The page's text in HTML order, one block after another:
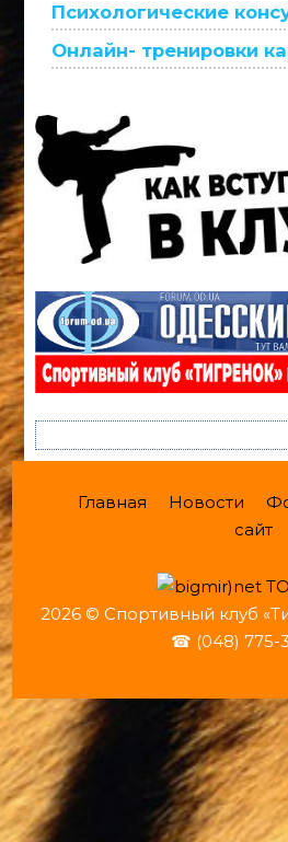
Психологические
Онлайн- тренировки
Главная Новости
сайт
2026 © Спортивный клуб
☎ (048) 775-